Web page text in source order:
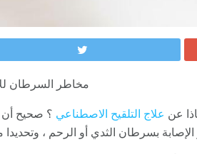
مخاطر السرطان
عن علاج التلقيح الاصطناعي ؟ صحيح أن
بسرطان الثدي أو الرحم ، وتحديدا